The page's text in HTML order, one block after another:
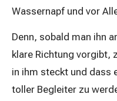
Wassernapf und vor
Denn, sobald man ihn
klare Richtung vorgibt,
in ihm steckt und dass
toller Begleiter zu